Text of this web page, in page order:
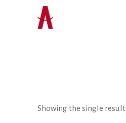
Showing the single result